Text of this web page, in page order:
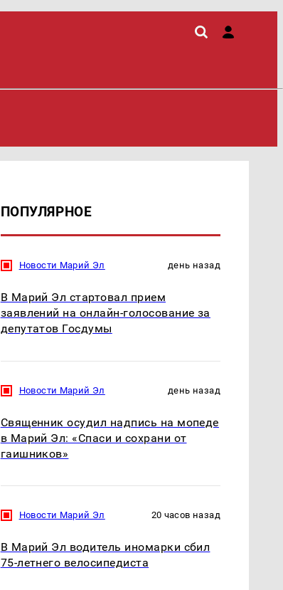
ПОПУЛЯРНОЕ
Новости Марий Эл день назад
В Марий Эл стартовал прием
заявлений на онлайн-голосование за
депутатов Госдумы
Новости Марий Эл день назад
Священник осудил надпись на мопеде
в Марий Эл: «Спаси и сохрани от
гаишников»
Новости Марий Эл 20 часов назад
В Марий Эл водитель иномарки сбил
75-летнего велосипедиста